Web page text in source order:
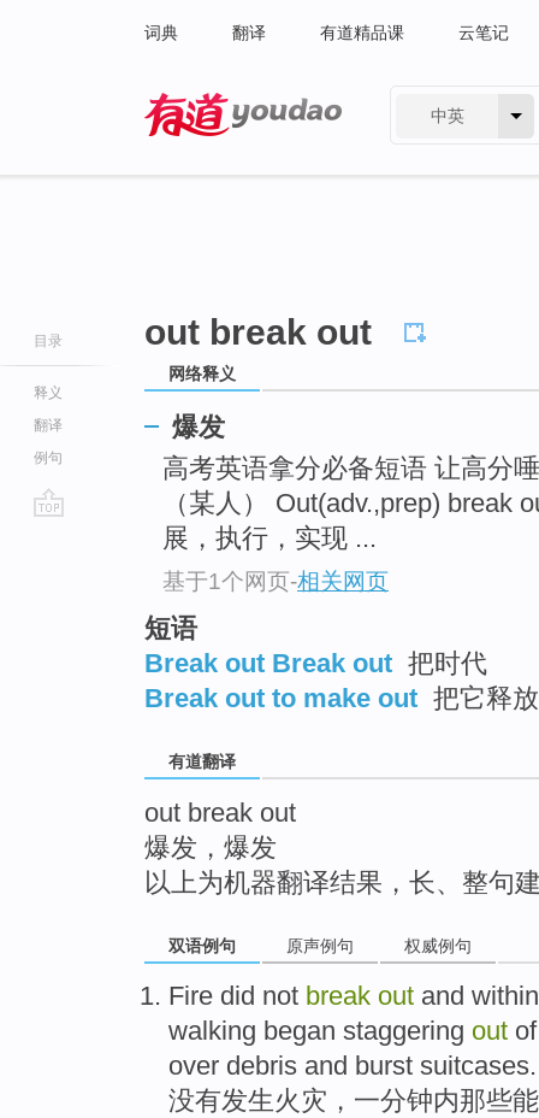
词典 翻译 有道精品课 云笔记
中英
目录
释义
翻译
例句
out break out
网络释义
爆发
高考英语拿分必备短语 让高分
（某人） Out(adv.,prep) break
展，执行，实现 ...
基于1个网页-相关网页
短语
Break out Break out 把时代
Break out to make out 把它释
有道翻译
out break out
爆发，爆发
以上为机器翻译结果，长、整句
双语例句 原声例句 权威例句
Fire did not break out and
walking began staggering out of
over debris and burst suitcases.
没有发生火灾 ， 一分钟内那些能